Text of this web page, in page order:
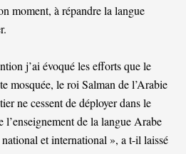
moment, à répandre la langue
j’ai évoqué les efforts que le
mosquée, le roi Salman de l’Arabie
ne cessent de déployer dans le
l’enseignement de la langue Arabe
et international », a t-il laissé